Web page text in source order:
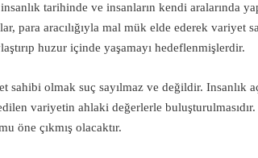
tarihinde ve insanların kendi aralarında
para aracılığıyla mal mük elde ederek variyet
huzur içinde yaşamayı hedeflenmişlerdir.
sahibi olmak suç sayılmaz ve değildir. Insanlık
variyetin ahlaki değerlerle
öne çıkmış olacaktır.